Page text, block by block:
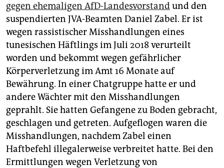
gegen ehemaligen AfD-Landesvorstandund den
suspendierten JVA-Beamten Daniel Zabel. Er ist
wegen rassistischer Misshandlungen eines
tunesischen Häftlings im Juli 2018 verurteilt
worden und bekommt wegen gefährlicher
Körperverletzung im Amt 16 Monate auf
Bewährung. In einer Chatgruppe hatte er und
andere Wächter mit den Misshandlungen
geprahlt. Sie hatten Gefangene zu Boden gebracht,
geschlagen und getreten. Aufgeflogen waren die
Misshandlungen, nachdem Zabel einen
Haftbefehl illegalerweise verbreitet hatte. Bei den
Ermittlungen wegen Verletzung von